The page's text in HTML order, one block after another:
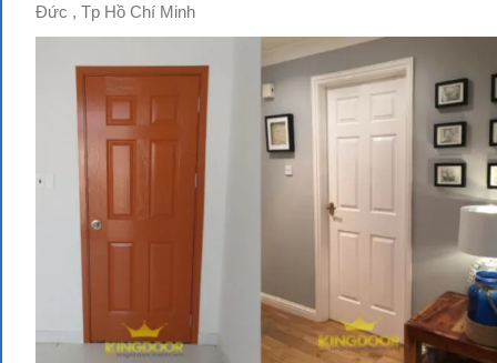
Đức , Tp Hồ Chí Minh